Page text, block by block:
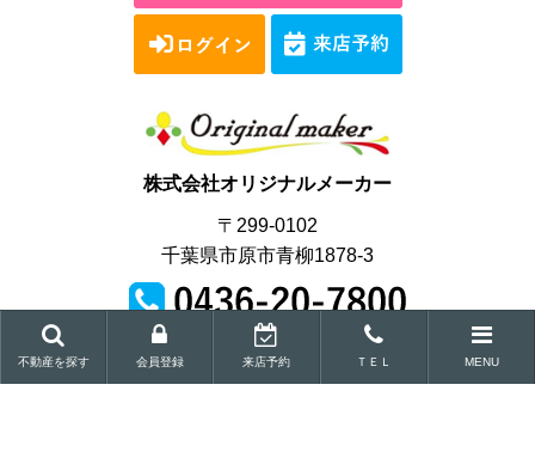
不動産を探す 会員登録 来店予約 ＴＥＬ MENU
株式会社オリジナルメーカー
〒299-0102
千葉県市原市青柳1878-3
営業時間｜9:00～18:00